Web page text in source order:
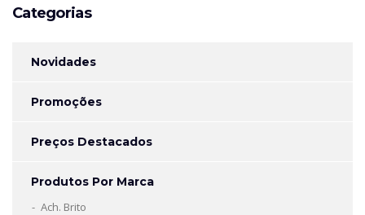
Categorias
Novidades
Promoções
Preços Destacados
Produtos Por Marca
Ach. Brito